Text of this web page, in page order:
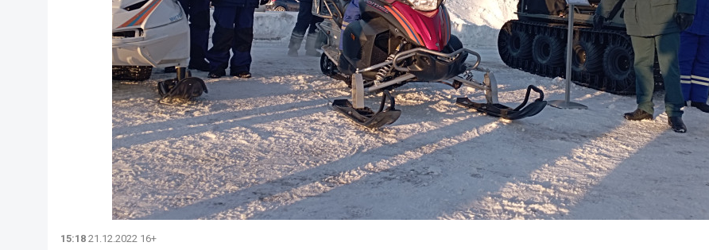
15:18 21.12.2022 16+